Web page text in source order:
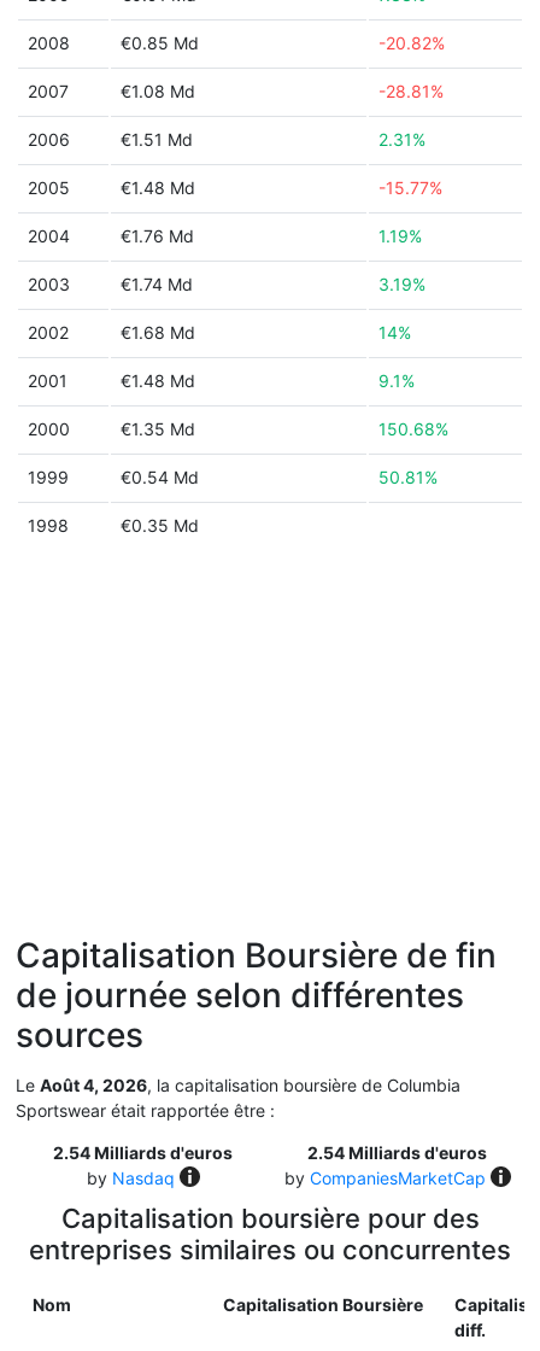
2008 €0.85 Md -20.82%
2007 €1.08 Md -28.81%
2006 €1.51 Md 2.31%
2005 €1.48 Md -15.77%
2004 €1.76 Md 1.19%
2003 €1.74 Md 3.19%
2002 €1.68 Md 14%
2001 €1.48 Md 9.1%
2000 €1.35 Md 150.68%
1999 €0.54 Md 50.81%
1998 €0.35 Md
Capitalisation Boursière de fin
de journée selon différentes
sources
Le Août 4, 2026, la capitalisation boursière de Columbia
Sportswear était rapportée être :
2.54 Milliards d'euros
by Nasdaq
2.54 Milliards d'euros
by CompaniesMarketCap
Capitalisation boursière pour des
entreprises similaires ou concurrentes
Nom Capitalisation Boursière
diff.